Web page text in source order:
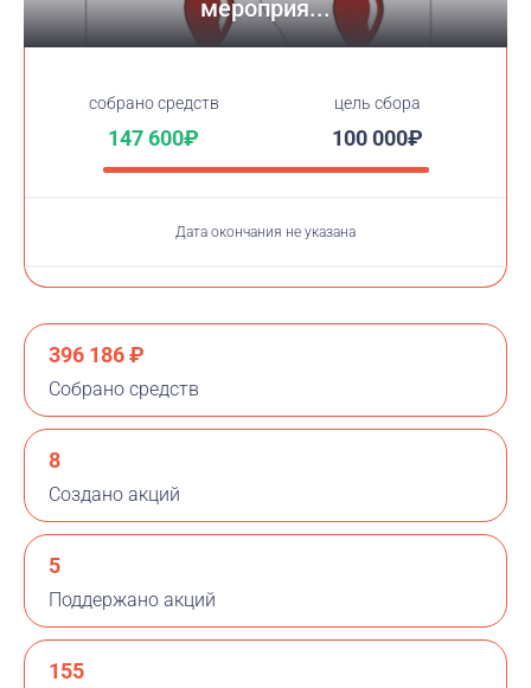
мероприя...
cобрано средств
147 600₽
цель сбора
100 000₽
Дата окончания не указана
396 186 ₽
Собрано средств
8
Создано акций
5
Поддержано акций
155